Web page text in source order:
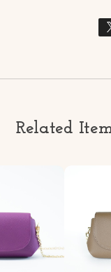
Related